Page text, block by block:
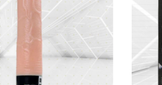
tầm đời sốngriêng tư
. Thiết
hayđã sành sỏi 9 patterns